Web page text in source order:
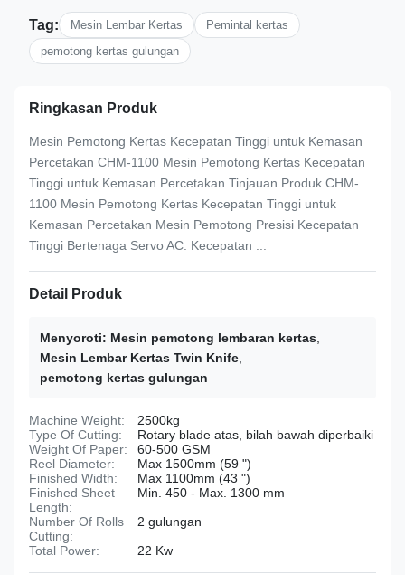
Tag: Mesin Lembar Kertas
Pemintal kertas
pemotong kertas gulungan
Ringkasan Produk
Mesin Pemotong Kertas Kecepatan Tinggi untuk Kemasan
Percetakan CHM-1100 Mesin Pemotong Kertas Kecepatan
Tinggi untuk Kemasan Percetakan Tinjauan Produk CHM-
1100 Mesin Pemotong Kertas Kecepatan Tinggi untuk
Kemasan Percetakan Mesin Pemotong Presisi Kecepatan
Tinggi Bertenaga Servo AC: Kecepatan ...
Detail Produk
Menyoroti: Mesin pemotong lembaran kertas
Mesin Lembar Kertas Twin Knife
pemotong kertas gulungan
Machine Weight:
2500kg
Type Of Cutting:
Rotary blade atas, bilah bawah diperbaiki
Weight Of Paper:
60-500 GSM
Reel Diameter:
Max 1500mm (59 ")
Finished Width:
Max 1100mm (43 ")
Finished Sheet
Length:
Min. 450 - Max. 1300 mm
Number Of Rolls
Cutting:
2 gulungan
Total Power:
22 Kw